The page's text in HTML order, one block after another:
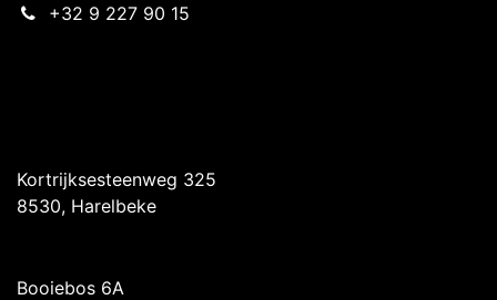
+32 9 227 90 15
Kortrijksesteenweg 325
8530, Harelbeke
Booiebos 6A